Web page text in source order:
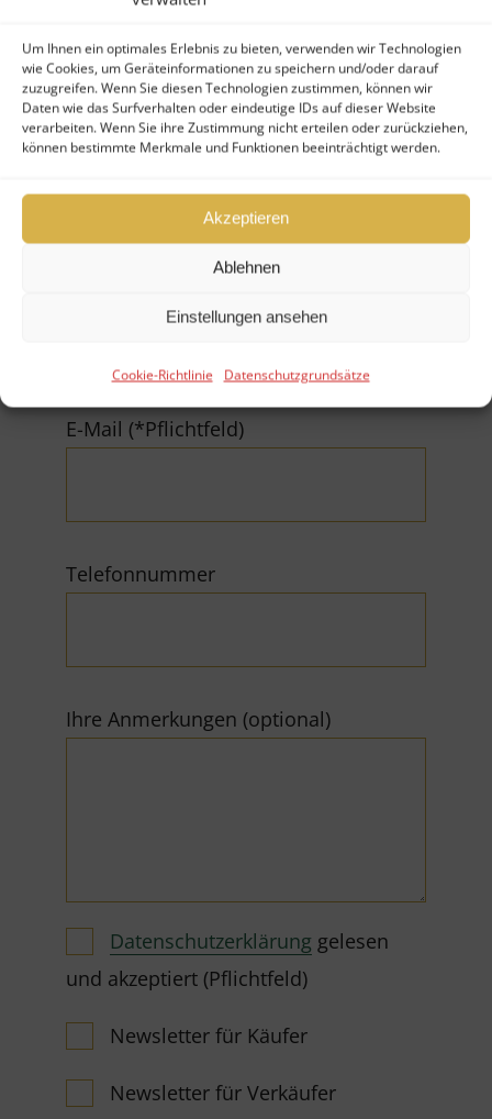
Um Ihnen ein optimales Erlebnis zu bieten, verwenden wir Technologien
wie Cookies, um Geräteinformationen zu speichern und/oder darauf
zuzugreifen. Wenn Sie diesen Technologien zustimmen, können wir
Daten wie das Surfverhalten oder eindeutige IDs auf dieser Website
verarbeiten. Wenn Sie ihre Zustimmung nicht erteilen oder zurückziehen,
können bestimmte Merkmale und Funktionen beeinträchtigt werden.
Akzeptieren
Ablehnen
Einstellungen ansehen
Cookie-Richtlinie Datenschutzgrundsätze
Ihr Nachname (*Pflichtfeld)
E-Mail (*Pflichtfeld)
Telefonnummer
Ihre Anmerkungen (optional)
Datenschutzerklärung gelesen
und akzeptiert (Pflichtfeld)
Newsletter für Käufer
Newsletter für Verkäufer